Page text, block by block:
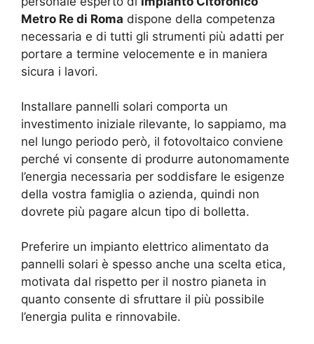
Metro Re di Roma dispone della competenza
necessaria e di tutti gli strumenti più adatti per
portare a termine velocemente e in maniera
sicura i lavori.
Installare pannelli solari comporta un
investimento iniziale rilevante, lo sappiamo, ma
nel lungo periodo però, il fotovoltaico conviene
perché vi consente di produrre autonomamente
l’energia necessaria per soddisfare le esigenze
della vostra famiglia o azienda, quindi non
dovrete più pagare alcun tipo di bolletta.
Preferire un impianto elettrico alimentato da
pannelli solari è spesso anche una scelta etica,
motivata dal rispetto per il nostro pianeta in
quanto consente di sfruttare il più possibile
l’energia pulita e rinnovabile.